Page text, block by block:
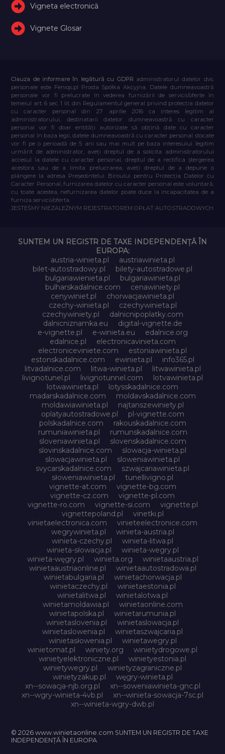
Vigneta electronică
Vignete Glosar
Clauza de informare în legătură cu GDPR administratorul datelor dvs.
personale este Feniqs.pl Prosta Spółka Akcyjna. Datele dumneavoastră
personale vor fi prelucrate în vederea furnizării de servicii/oferte în
temeiul art. 6 sec. 1 lit. din Regulamentul general privind protecția datelor
cu caracter personal din 27 aprilie 2016 ca interes legitim al
administratorului, destinatarii datelor dumneavoastră cu caracter
personal vor fi doar entități autorizate să obțină date cu caracter
personal în baza legii, datele dumneavoastră cu caracter personal stocate
vor fi pe o perioadă de 5 ani sau mai mult pe baza interesului legitim
urmărit de administrator, aveți dreptul de a solicita administratorului
accesul la datele cu caracter personal, dreptul de a rectifica ștergerea
acestora sau de a limita prelucrarea, aveți dreptul de a depune o
plângere la adresa Președintelui Biroului pentru Protecția Datelor cu
Caracter Personal, furnizarea datelor cu caracter personal este voluntară,
cu toate acestea, nefurnizarea datelor poate duce la incapacitatea de a
furniza servicii/oferta.
JESTEŚMY NIEZALEŻNYM REJESTRATOREM OPŁAT AUTOSTRADOWYCH
SUNTEM UN REGISTR DE TAXE INDEPENDENȚĂ ÎN
EUROPA:
austria-winieta.pl
austriawinieta.pl
bilet-autostradowy.pl
bilety-autostradowe.pl
bulgariawienieta.pl
bulgariawinieta.pl
bulharskadalnice.com
cenawiniety.pl
cenywiniet.pl
chorwacjawinieta.pl
czechy-winieta.pl
czechywinieta.pl
czechywiniety.pl
dalnicnipoplatky.com
dalnicniznamka.eu
digital-vignette.de
e-vignette.pl
e-winieta.eu
edalnice.org
edalnice.pl
electronicavinieta.com
electroniceviniete.com
estoniawinieta.pl
estonskadalnice.com
ewinieta.pl
info365.pl
litvadalnice.com
litwa-winieta.pl
litwawinieta.pl
livignotunel.pl
livignotunnel.com
lotvawinieta.pl
lotwawinieta.pl
lotysskadalnice.com
madarskadalnice.com
moldavskadalnice.com
moldawiawinieta.pl
najtanszewiniety.pl
oplatyautostradowe.pl
pl-vignette.com
polskadalnice.com
rakouskadalnice.com
rumuniawinieta.pl
rumunskadalnice.com
sloveniawinieta.pl
slovenskadalnice.com
slovinskadalnice.com
slowacja-winieta.pl
slowacjawinieta.pl
sloweniawinieta.pl
svycarskadalnice.com
szwajcariawinieta.pl
słoweniawinieta.pl
tunellivigno.pl
vignette-at.com
vignette-bg.com
vignette-cz.com
vignette-pl.com
vignette-ro.com
vignette-si.com
vignette.pl
vignettepoland.pl
vinetki.pl
vinietaelectronica.com
vinieteelectronice.com
wegrywinieta.pl
winieta-austria.pl
winieta-czechy.pl
winieta-litwa.pl
winieta-słowacja.pl
winieta-wegry.pl
winieta-węgry.pl
winieta.org
winietaaustria.pl
winietaaustriaonline.pl
winietaautostradowa.pl
winietabulgaria.pl
winietachorwacja.pl
winietaczechy.pl
winietaestonia.pl
winietalitwa.pl
winietalotwa.pl
winietamoldawia.pl
winietaonline.com
winietapolska.pl
winietarumunia.pl
winietaslovenia.pl
winietaslowacja.pl
winietaslowenia.pl
winietaszwajcaria.pl
winietasłowenia.pl
winietawegry.pl
winietomat.pl
winiety.org
winietydrogowe.pl
winietyelektroniczne.pl
winietyestonia.pl
winietywegry.pl
winietyzagraniczne.pl
winietyzakup.pl
węgry-winieta.pl
xn--sowacja-njb.org.pl
xn--soweniawinieta-gnc.pl
xn--wgry-winieta-4vb.pl
xn--winieta-sowacja-7sc.pl
xn--winieta-wgry-dwb.pl
© 2026 www.winietaonline.com SUNTEM UN REGISTR DE TAXE
INDEPENDENȚĂ ÎN EUROPA